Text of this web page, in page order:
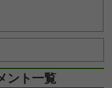
ント一覧